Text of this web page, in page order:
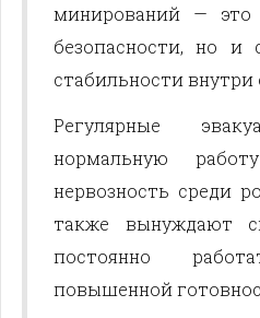
минирований — это
безопасности, но и
стабильности внутри
Регулярные
нормальную
нервозность среди
также вынуждают
постоянно
повышенной